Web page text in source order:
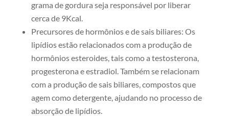
grama de gordura seja responsável por liberar
cerca de 9Kcal.
Precursores de hormônios e de sais biliares: Os
lipídios estão relacionados com a produção de
hormônios esteroides, tais como a testosterona,
progesterona e estradiol. Também se relacionam
com a produção de sais biliares, compostos que
agem como detergente, ajudando no processo de
absorção de lipídios.